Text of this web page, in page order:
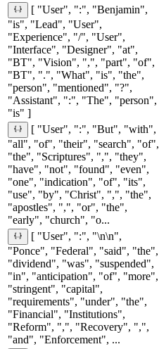
[ "User", ":", "Benjamin",
"is", "Lead", "User",
"Experience", "/", "User",
"Interface", "Designer", "at",
"BT", "Vision", ",", "part", "of",
"BT", ".", "What", "is", "the",
"person", "mentioned", "?",
"Assistant", ":", "The", "person",
"is" ]
[ "User", ":", "But", "with",
"all", "of", "their", "search", "of",
"the", "Scriptures", ",", "they",
"have", "not", "found", "even",
"one", "indication", "of", "its",
"use", "by", "Christ", ",", "the",
"apostles", ",", "or", "the",
"early", "church", "o...
[ "User", ":", "\n\n",
"Ponce", "Federal", "said", "the",
"dividend", "was", "suspended",
"in", "anticipation", "of", "more",
"stringent", "capital",
"requirements", "under", "the",
"Financial", "Institutions",
"Reform", ",", "Recovery", ",",
"and", "Enforcement", ...